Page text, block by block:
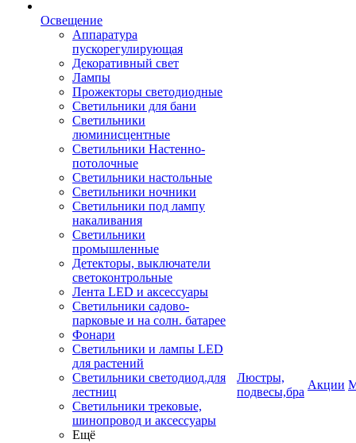
Освещение
Аппаратура
пускорегулирующая
Декоративный свет
Лампы
Прожекторы светодиодные
Светильники для бани
Светильники
люминисцентные
Светильники Настенно-
потолочные
Светильники настольные
Светильники ночники
Светильники под лампу
накаливания
Светильники
промышленные
Детекторы, выключатели
светоконтрольные
Лента LED и аксессуары
Светильники садово-
парковые и на солн. батарее
Фонари
Светильники и лампы LED
для растений
Светильники светодиод.для
лестниц
Светильники трековые,
шинопровод и аксессуары
Ещё
Люстры,
подвесы,бра
Акции